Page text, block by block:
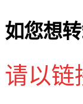
如您想转
请以链